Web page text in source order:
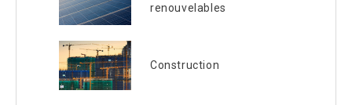
renouvelables
Construction